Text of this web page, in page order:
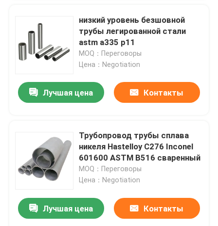
низкий уровень безшовной
трубы легированной стали
astm a335 p11
MOQ：Переговоры
Цена：Negotiation
Лучшая цена Контакты
Трубопровод трубы сплава
никеля Hastelloy C276 Inconel
601600 ASTM B516 сваренный
MOQ：Переговоры
Цена：Negotiation
Лучшая цена Контакты